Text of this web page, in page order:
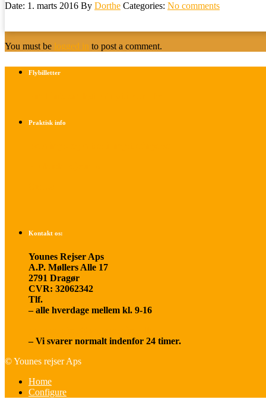
Date: 1. marts 2016 By Dorthe Categories: No comments
You must be logged in to post a comment.
Flybilletter
Praktisk info
Kontakt os:
Younes Rejser Aps
A.P. Møllers Alle 17
2791 Dragør
CVR: 32062342
Tlf.
– alle hverdage mellem kl. 9-16
– Vi svarer normalt indenfor 24 timer.
© Younes rejser Aps
Home
Configure